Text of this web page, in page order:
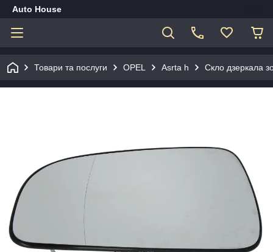
Auto House
Товари та послуги OPEL Asrta h Скло дзеркала